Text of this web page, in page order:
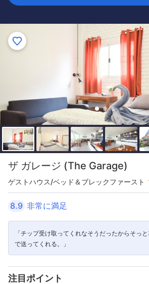
ザ ガレージ (The Garage)
ゲストハウス/ベッド＆ブレックファースト
星評価 2つ星
8.9 非常に満足
「チップ受け取ってくれなそうだったからそっ
で送ってくれる。」
注目ポイント